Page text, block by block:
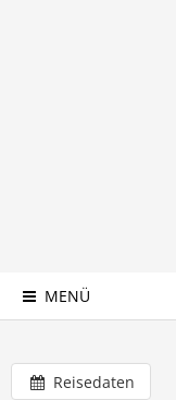
MENÜ
Reisedaten